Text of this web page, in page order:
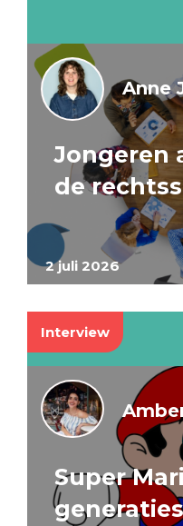
2 juli 2026
Anne
Jongeren
de
Interview
Super